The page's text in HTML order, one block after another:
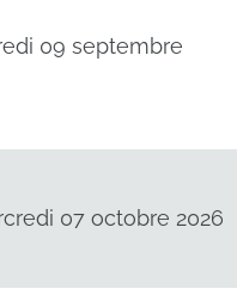
09 septembre
07 octobre 2026